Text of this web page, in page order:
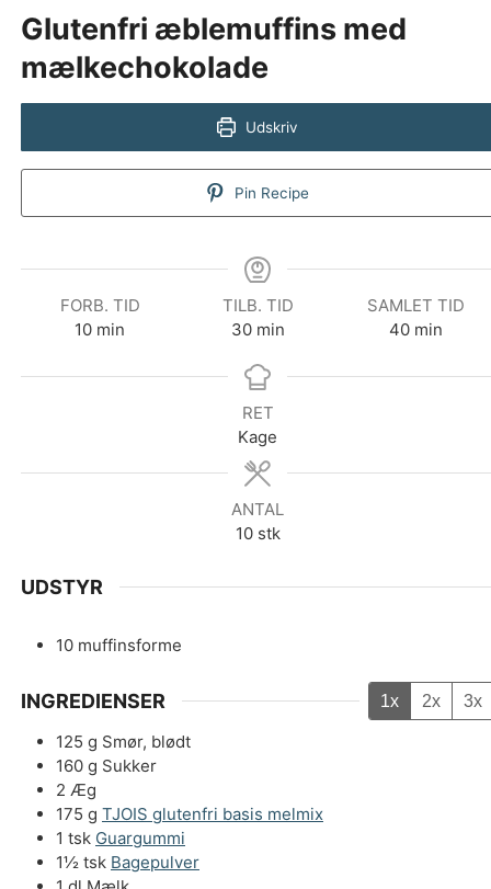
Glutenfri æblemuffins med
mælkechokolade
Udskriv
Pin Recipe
FORB. TID
10minutter
min
TILB. TID
30minutter
min
SAMLET TID
40minutter
min
RET
Kage
ANTAL
10 stk
UDSTYR
10 muffinsforme
INGREDIENSER 1x 2x 3x
125 g Smør, blødt
160 g Sukker
2 Æg
175 g TJOIS glutenfri basis melmix
1 tsk Guargummi
1½ tsk Bagepulver